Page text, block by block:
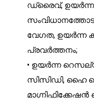
ഡ്രൈവ്,
വേഗത,
പ്രവർത്തനം;
• ഉയർന്ന
സിസിഡി, ഹൈ